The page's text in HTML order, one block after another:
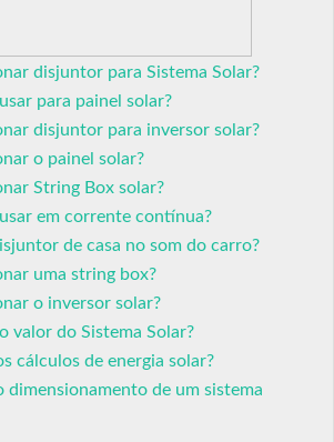
disjuntor para Sistema Solar?
para painel solar?
disjuntor para inversor solar?
o painel solar?
String Box solar?
em corrente contínua?
de casa no som do carro?
uma string box?
o inversor solar?
valor do Sistema Solar?
cálculos de energia solar?
dimensionamento de um sistema